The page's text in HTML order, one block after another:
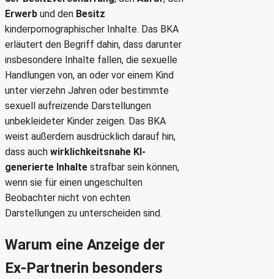
Erwerb und den Besitz
kinderpornographischer Inhalte. Das BKA
erläutert den Begriff dahin, dass darunter
insbesondere Inhalte fallen, die sexuelle
Handlungen von, an oder vor einem Kind
unter vierzehn Jahren oder bestimmte
sexuell aufreizende Darstellungen
unbekleideter Kinder zeigen. Das BKA
weist außerdem ausdrücklich darauf hin,
dass auch wirklichkeitsnahe KI-
generierte Inhalte strafbar sein können,
wenn sie für einen ungeschulten
Beobachter nicht von echten
Darstellungen zu unterscheiden sind.
Warum eine Anzeige der
Ex-Partnerin besonders